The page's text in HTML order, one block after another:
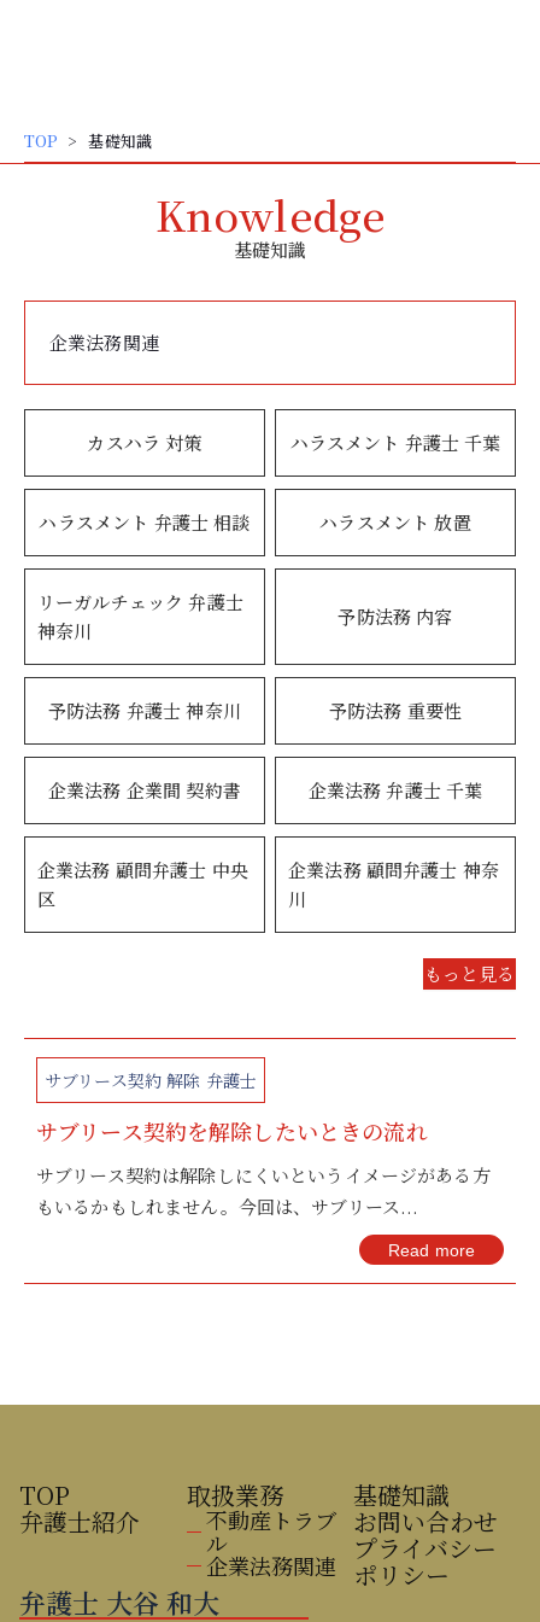
キッTOP 基礎知識
Knowledge
基礎知識
企業法務関連
カスハラ 対策 ハラスメント 弁護士 千葉
ハラスメント 弁護士 相談 ハラスメント 放置
リーガルチェック 弁護士
神奈川
予防法務 内容
予防法務 弁護士 神奈川 予防法務 重要性
企業法務 企業間 契約書 企業法務 弁護士 千葉
企業法務 顧問弁護士 中央
区
企業法務 顧問弁護士 神奈
川
もっと見る
サブリース契約 解除 弁護士
サブリース契約を解除したいときの流れ
サブリース契約は解除しにくいというイメージがある方
もいるかもしれません。今回は、サブリース...
Read more
弁護士 大谷 和大
TOP
弁護士紹介
取扱業務
不動産トラブ
ル
企業法務関連
基礎知識
お問い合わせ
プライバシー
ポリシー